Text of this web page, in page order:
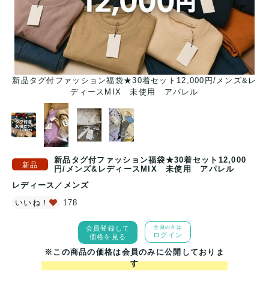
新品タグ付ファッション福袋★30着セット12,000円/メンズ&レ
ディースMIX 未使用 アパレル
新品タグ付ファッション福袋★30着セット12,000
円/メンズ&レディースMIX 未使用 アパレル
レディース ／ メンズ
いいね！
178
会員登録して
価格を見る
会員の方は
ログイン
※この商品の価格は会員のみに公開しておりま
す